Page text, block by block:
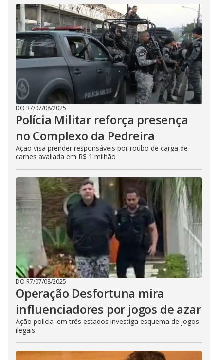
DO R7/07/08/2025
Polícia Militar reforça presença
no Complexo da Pedreira
Ação visa prender responsáveis por roubo de carga de
carnes avaliada em R$ 1 milhão
DO R7/07/08/2025
Operação Desfortuna mira
influenciadores por jogos de azar
Ação policial em três estados investiga esquema de jogos
ilegais